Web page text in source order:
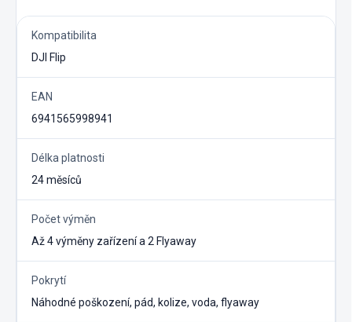
Kompatibilita
DJI Flip
EAN
6941565998941
Délka platnosti
24 měsíců
Počet výměn
Až 4 výměny zařízení a 2 Flyaway
Pokrytí
Náhodné poškození, pád, kolize, voda, flyaway